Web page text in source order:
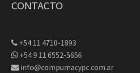
CONTACTO
+54 11 4710-1893
+54 9 11 6552-5656
info@compumacypc.com.ar